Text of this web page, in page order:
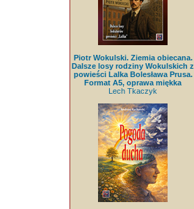
Piotr Wokulski. Ziemia obiecana.
Dalsze losy rodziny Wokulskich z
powieści Lalka Bolesława Prusa.
Format A5, oprawa miękka
Lech Tkaczyk